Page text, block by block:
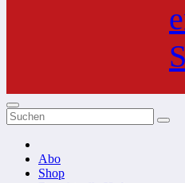
Abo
Shop